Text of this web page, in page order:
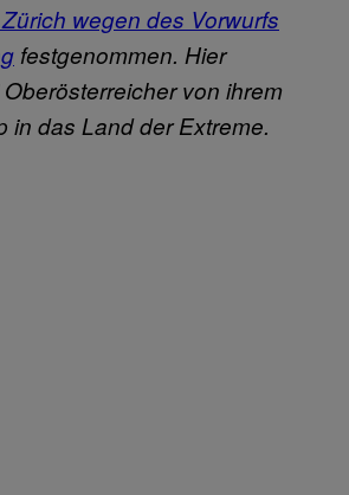
wegen des Vorwurfs
festgenommen. Hier
von ihrem
in das Land der Extreme.